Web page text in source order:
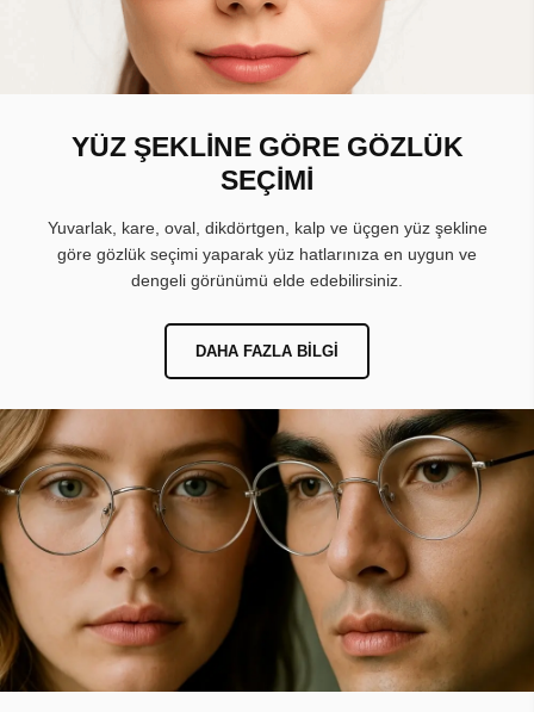
YÜZ ŞEKLİNE GÖRE GÖZLÜK
SEÇİMİ
Yuvarlak, kare, oval, dikdörtgen, kalp ve üçgen yüz şekline
göre gözlük seçimi yaparak yüz hatlarınıza en uygun ve
dengeli görünümü elde edebilirsiniz.
DAHA FAZLA BILGI